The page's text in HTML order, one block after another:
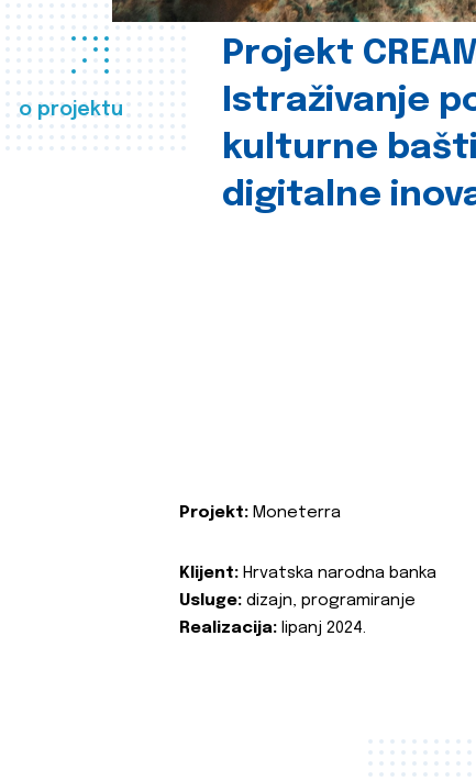
o projektu
Projekt
Istraživanje
kulturne
digitalne
Projekt: Moneterra
Klijent: Hrvatska narodna banka
Usluge: dizajn, programiranje
Realizacija: lipanj 2024.